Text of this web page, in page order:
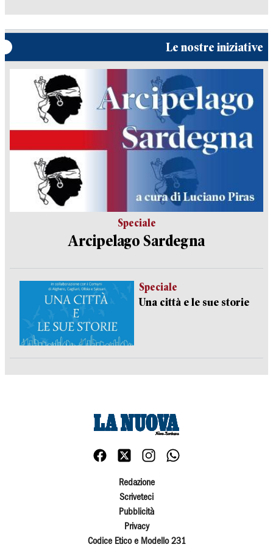
Le nostre iniziative
Speciale
Arcipelago Sardegna
Speciale
Una città e le sue storie
Redazione
Scriveteci
Pubblicità
Privacy
Codice Etico e Modello 231